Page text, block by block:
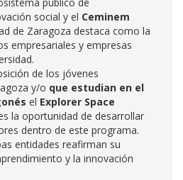
social y el Ceminem
de Zaragoza destaca como la
empresariales y empresas
de los jóvenes
y/o que estudian en el
el Explorer Space
la oportunidad de desarrollar
dentro de este programa.
entidades reafirman su
y la innovación